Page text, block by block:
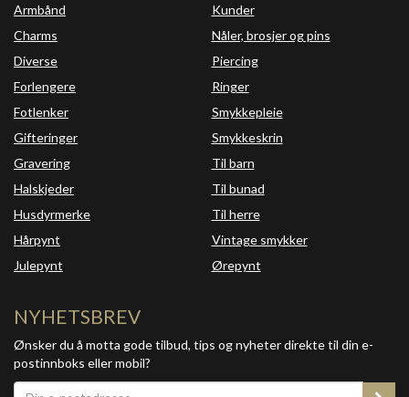
Armbånd
Charms
Diverse
Forlengere
Fotlenker
Gifteringer
Gravering
Halskjeder
Husdyrmerke
Hårpynt
Julepynt
Kunder
Nåler, brosjer og pins
Piercing
Ringer
Smykkepleie
Smykkeskrin
Til barn
Til bunad
Til herre
Vintage smykker
Ørepynt
NYHETSBREV
Ønsker du å motta gode tilbud, tips og nyheter direkte til din e-
postinnboks eller mobil?